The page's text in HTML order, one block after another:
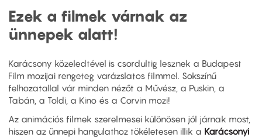
Ezek a filmek várnak az
ünnepek alatt!
Karácsony közeledtével is csordultig lesznek a Budapest
Film mozijai rengeteg varázslatos filmmel. Sokszínű
felhozatallal vár minden nézőt a Művész, a Puskin, a
Tabán, a Toldi, a Kino és a Corvin mozi!
Az animációs filmek szerelmesei különösen jól járnak most,
hiszen az ünnepi hangulathoz tökéletesen illik a Karácsonyi